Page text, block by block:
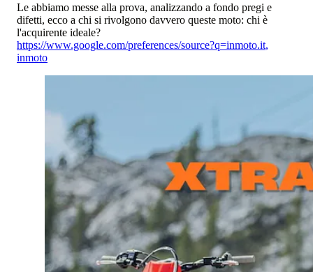
Le abbiamo messe alla prova, analizzando a fondo pregi e
difetti, ecco a chi si rivolgono davvero queste moto: chi è
l'acquirente ideale?
https://www.google.com/preferences/source?q=inmoto.it,
inmoto